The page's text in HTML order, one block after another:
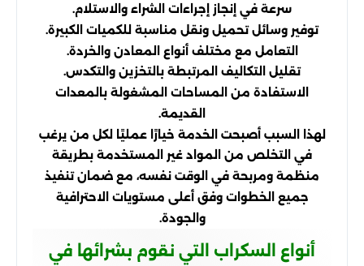
سرعة في إنجاز إجراءات الشراء والاستلام.
توفير وسائل تحميل ونقل مناسبة للكميات الكبيرة.
التعامل مع مختلف أنواع المعادن والخردة.
تقليل التكاليف المرتبطة بالتخزين والتكدس.
الاستفادة من المساحات المشغولة بالمعدات
القديمة.
لهذا السبب أصبحت الخدمة خيارًا عمليًا لكل من يرغب
في التخلص من المواد غير المستخدمة بطريقة
منظمة ومربحة في الوقت نفسه، مع ضمان تنفيذ
جميع الخطوات وفق أعلى مستويات الاحترافية
والجودة.
أنواع السكراب التي نقوم بشرائها في